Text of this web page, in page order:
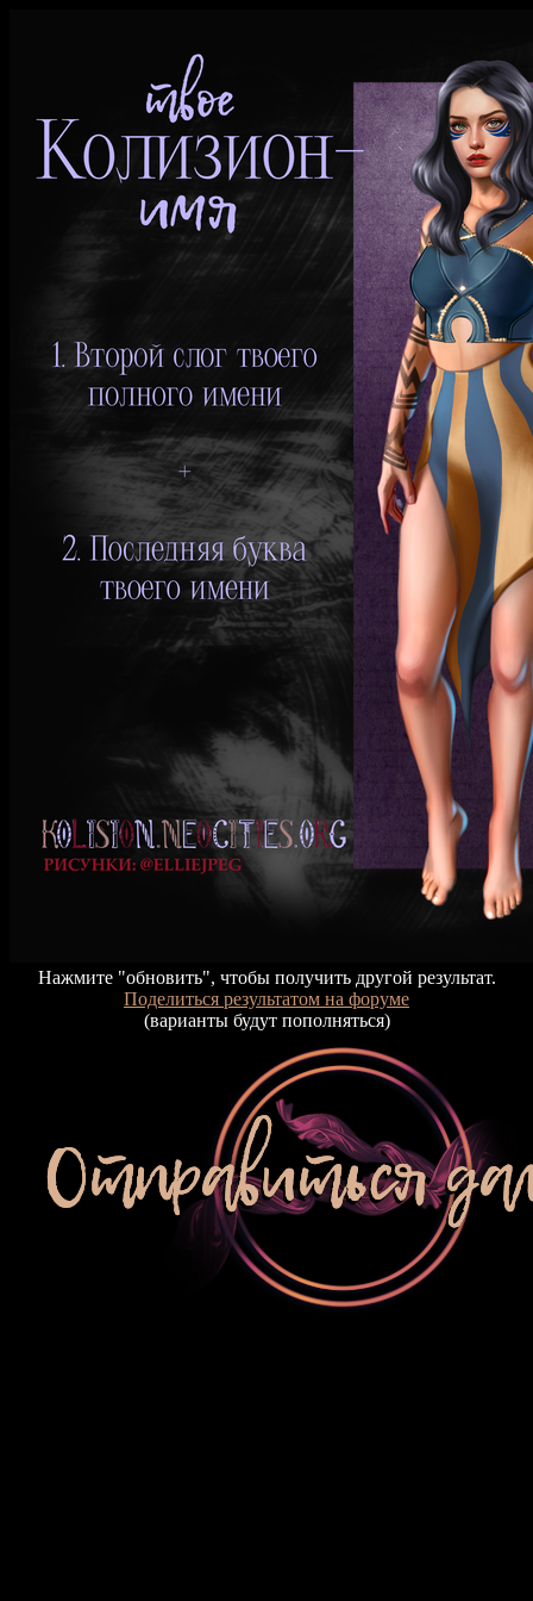
Нажмите "обновить", чтобы получить другой результат.
Поделиться результатом на форуме
(варианты будут пополняться)